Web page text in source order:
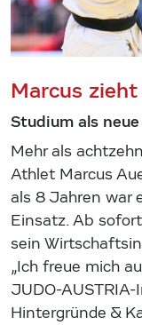
Marcus
Studium als
Mehr als
Athlet Marcus
als 8 Jahren war
Einsatz. Ab
sein
„Ich freue mich
JUDO-
Hintergründe &